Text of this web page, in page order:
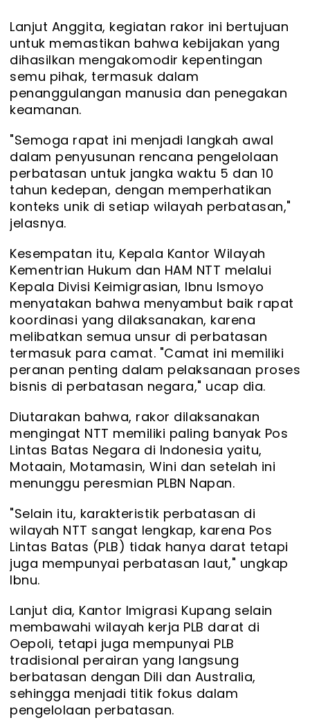
Lanjut Anggita, kegiatan rakor ini bertujuan
untuk memastikan bahwa kebijakan yang
dihasilkan mengakomodir kepentingan
semu pihak, termasuk dalam
penanggulangan manusia dan penegakan
keamanan.
"Semoga rapat ini menjadi langkah awal
dalam penyusunan rencana pengelolaan
perbatasan untuk jangka waktu 5 dan 10
tahun kedepan, dengan memperhatikan
konteks unik di setiap wilayah perbatasan,"
jelasnya.
Kesempatan itu, Kepala Kantor Wilayah
Kementrian Hukum dan HAM NTT melalui
Kepala Divisi Keimigrasian, Ibnu Ismoyo
menyatakan bahwa menyambut baik rapat
koordinasi yang dilaksanakan, karena
melibatkan semua unsur di perbatasan
termasuk para camat. "Camat ini memiliki
peranan penting dalam pelaksanaan proses
bisnis di perbatasan negara," ucap dia.
Diutarakan bahwa, rakor dilaksanakan
mengingat NTT memiliki paling banyak Pos
Lintas Batas Negara di Indonesia yaitu,
Motaain, Motamasin, Wini dan setelah ini
menunggu peresmian PLBN Napan.
"Selain itu, karakteristik perbatasan di
wilayah NTT sangat lengkap, karena Pos
Lintas Batas (PLB) tidak hanya darat tetapi
juga mempunyai perbatasan laut," ungkap
Ibnu.
Lanjut dia, Kantor Imigrasi Kupang selain
membawahi wilayah kerja PLB darat di
Oepoli, tetapi juga mempunyai PLB
tradisional perairan yang langsung
berbatasan dengan Dili dan Australia,
sehingga menjadi titik fokus dalam
pengelolaan perbatasan.